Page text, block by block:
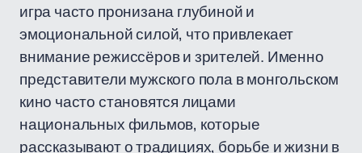
игра часто пронизана глубиной и
эмоциональной силой, что привлекает
внимание режиссёров и зрителей. Именно
представители мужского пола в монгольском
кино часто становятся лицами
национальных фильмов, которые
рассказывают о традициях, борьбе и жизни в